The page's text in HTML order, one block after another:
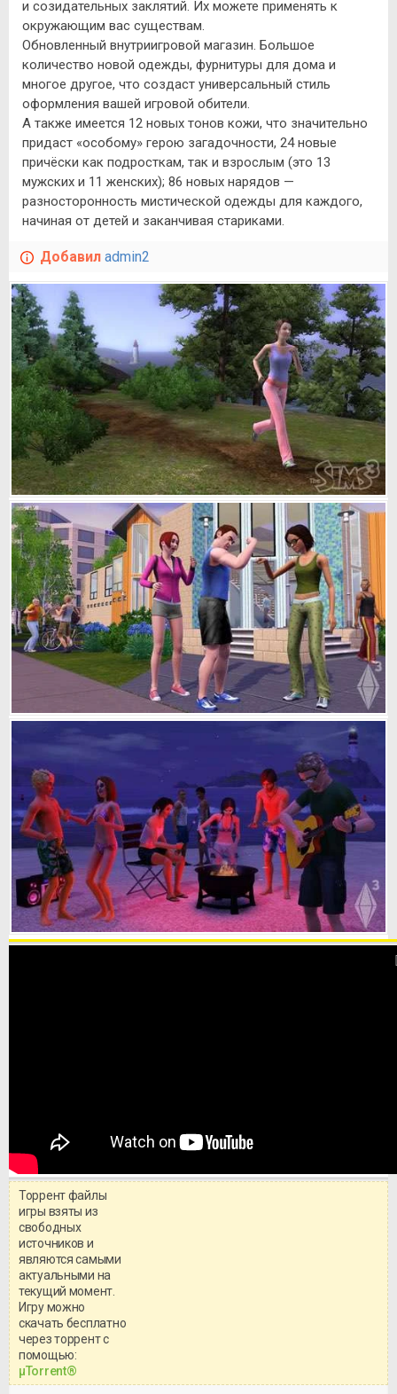
и созидательных заклятий. Их можете применять к
окружающим вас существам.
Обновленный внутриигровой магазин. Большое
количество новой одежды, фурнитуры для дома и
многое другое, что создаст универсальный стиль
оформления вашей игровой обители.
А также имеется 12 новых тонов кожи, что значительно
придаст «особому» герою загадочности, 24 новые
причёски как подросткам, так и взрослым (это 13
мужских и 11 женских); 86 новых нарядов —
разносторонность мистической одежды для каждого,
начиная от детей и заканчивая стариками.
Добавил admin2
системными требованиями и
Торрент файлы
игры взяты из
свободных
источников и
являются самыми
актуальными на
текущий момент.
Игру можно
скачать бесплатно
через торрент с
помощью:
μTorrent®